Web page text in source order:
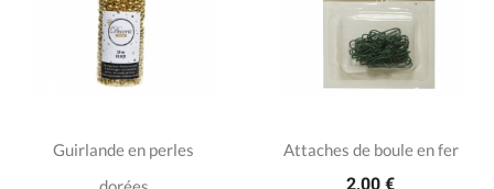
Guirlande en perles
Attaches de boule en fer
2,00 €